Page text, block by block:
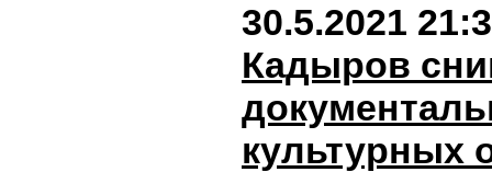
30.5.2021
Кадыров
культурных